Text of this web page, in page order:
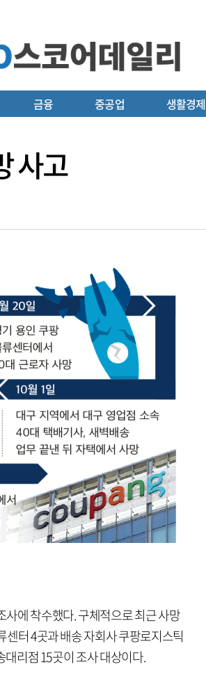
금융 중공업 생활경제
사고
에 착수했다. 구체적으로 최근 사망
센터 4곳과 배송 자회사 쿠팡로지스틱
대리점 15곳이 조사 대상이다.